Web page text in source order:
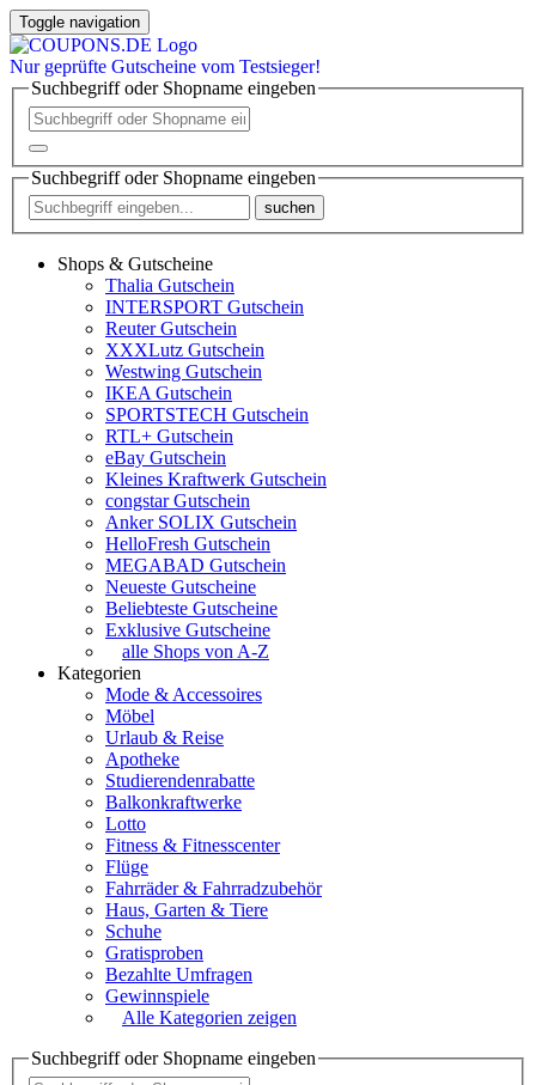
Toggle navigation
Nur geprüfte Gutscheine vom Testsieger!
Suchbegriff oder Shopname eingeben
Suchbegriff oder Shopname eingeben
suchen
Shops & Gutscheine
Thalia Gutschein
INTERSPORT Gutschein
Reuter Gutschein
XXXLutz Gutschein
Westwing Gutschein
IKEA Gutschein
SPORTSTECH Gutschein
RTL+ Gutschein
eBay Gutschein
Kleines Kraftwerk Gutschein
congstar Gutschein
Anker SOLIX Gutschein
HelloFresh Gutschein
MEGABAD Gutschein
Neueste Gutscheine
Beliebteste Gutscheine
Exklusive Gutscheine
alle Shops von A-Z
Kategorien
Mode & Accessoires
Möbel
Urlaub & Reise
Apotheke
Studierendenrabatte
Balkonkraftwerke
Lotto
Fitness & Fitnesscenter
Flüge
Fahrräder & Fahrradzubehör
Haus, Garten & Tiere
Schuhe
Gratisproben
Bezahlte Umfragen
Gewinnspiele
Alle Kategorien zeigen
Suchbegriff oder Shopname eingeben